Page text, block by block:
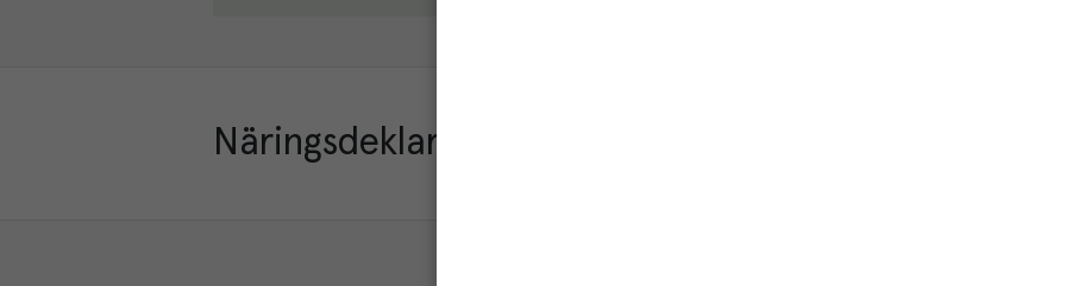
Näringsdeklaration